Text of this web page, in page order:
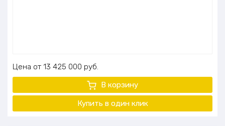
Цена 13 425 000 руб.
В корзину
Купить в один клик